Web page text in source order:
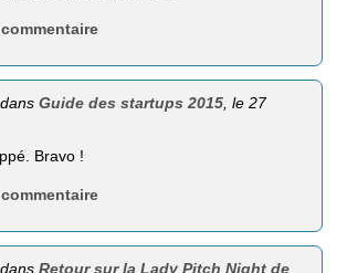
dansGuide des startups 2015 , le 27
Bravo !
dansRetour sur la Lady Pitch Night de